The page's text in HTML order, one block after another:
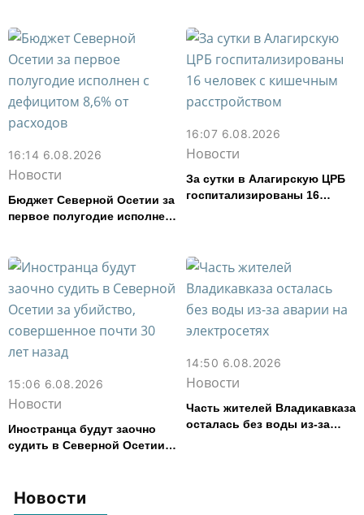
Новости
16:14 6.08.2026
Новости
Бюджет Северной Осетии за
первое полугодие исполнен
16:07 6.08.2026
Новости
За сутки в Алагирскую ЦРБ
госпитализированы 16
15:06 6.08.2026
Новости
Иностранца будут заочно
судить в Северной Осетии
14:50 6.08.2026
Новости
Часть жителей Владикавказа
осталась без воды из-за